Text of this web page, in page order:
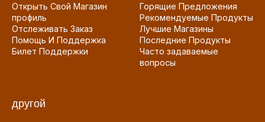
Открыть Свой Магазин
профиль
Отслеживать Заказ
Помощь И Поддержка
Билет Поддержки
Горящие Предложения
Рекомендуемые Продукты
Лучшие Магазины
Последние Продукты
Часто задаваемые
вопросы
другой